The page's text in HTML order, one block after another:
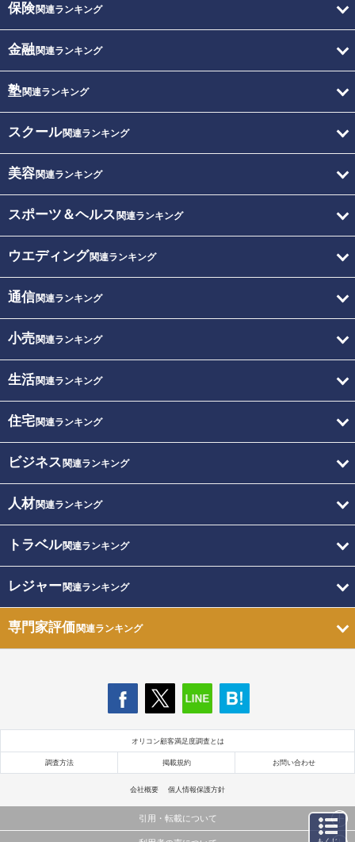
保険関連ランキング
金融関連ランキング
塾関連ランキング
スクール関連ランキング
美容関連ランキング
スポーツ＆ヘルス 関連ランキング
ウエディング関連ランキング
通信関連ランキング
小売関連ランキング
生活関連ランキング
住宅関連ランキング
ビジネス 関連ランキング
人材関連ランキング
トラベル関連ランキング
レジャー関連ランキング
専門家評価関連ランキング
オリコン顧客満足度調査とは
調査方法 掲載規約 お問い合わせ
会社概要 個人情報保護方針
引用・転載について